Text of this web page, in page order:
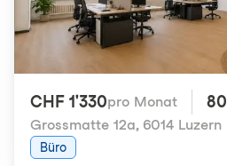
CHF 1'330pro Monat 80
Grossmatte 12a, 6014 Luzern
Büro